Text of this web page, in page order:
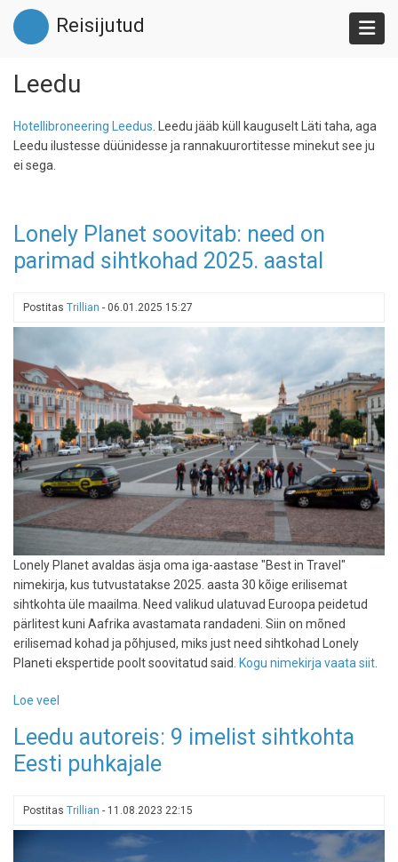
Liigu
edasi
põhisisu
Reisijutud
Leedu
Hotellibroneering Leedus . Leedu jääb küll kauguselt Läti taha, aga
Leedu ilustesse düünidesse ja rannakuurortitesse minekut see ju
ei sega.
Lonely Planet soovitab: need on
parimad sihtkohad 2025. aastal
Postitas Trillian - 06.01.2025 15:27
Lonely Planet avaldas äsja oma iga-aastase "Best in Travel"
nimekirja, kus tutvustatakse 2025. aasta 30 kõige erilisemat
sihtkohta üle maailma. Need valikud ulatuvad Euroopa peidetud
pärlitest kuni Aafrika avastamata randadeni. Siin on mõned
erilisemad kohad ja põhjused, miks just need sihtkohad Lonely
Planeti ekspertide poolt soovitatud said.
Kogu nimekirja vaata siit
Loe veel
Planet
soovitab:
need
parimad
Leedu autoreis: 9 imelist sihtkohta
Eesti puhkajale
Postitas Trillian - 11.08.2023 22:15